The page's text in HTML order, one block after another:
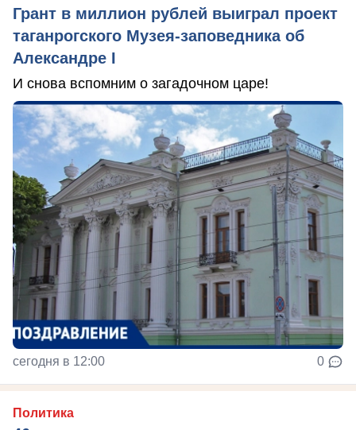
Грант в миллион рублей выиграл проект
таганрогского Музея-заповедника об
Александре I
И снова вспомним о загадочном царе!
сегодня в 12:00 0
Политика